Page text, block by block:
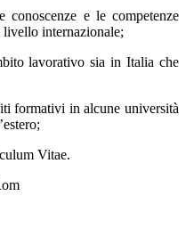
e le competenze
internazionale;
lavorativo sia in Italia che
formativi in alcune università
Vitae.